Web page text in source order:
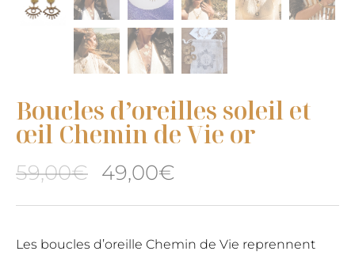
Boucles d’oreilles soleil et
œil Chemin de Vie or
59,00€ Le
prix
initial
49,00€
prix
actuel
Les boucles d’oreille Chemin de Vie reprennent